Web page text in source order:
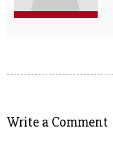
Write a Comment